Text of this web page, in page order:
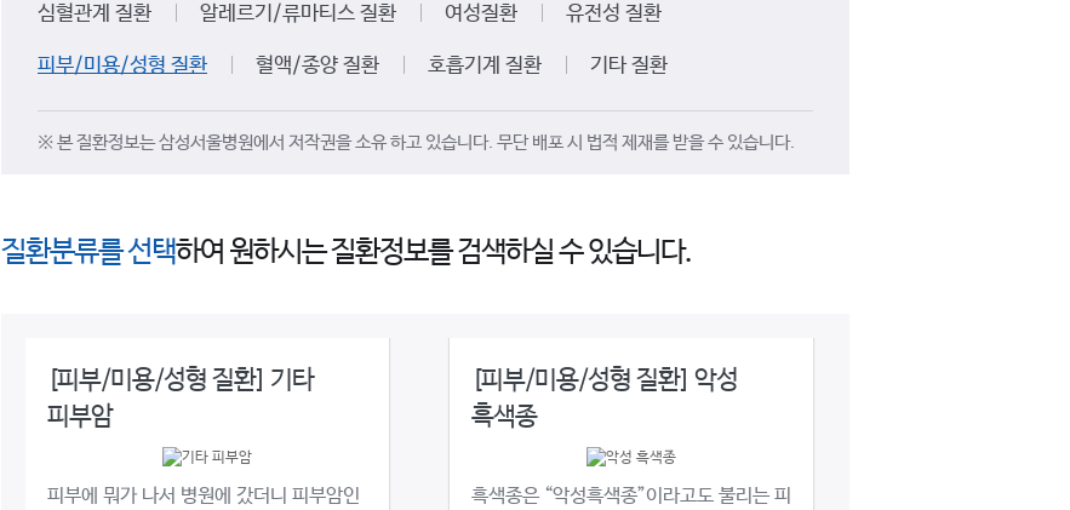
심혈관계 질환 알레르기/류마티스 질환 여성질환 유전성 질환
피부/미용/성형 질환 혈액/종양 질환 호흡기계 질환 기타 질환
※ 본 질환정보는 삼성서울병원에서 저작권을 소유 하고 있습니다. 무단 배포 시 법적 제재를 받을 수 있습니다.
질환분류를 선택하여 원하시는 질환정보를 검색하실 수 있습니다.
[피부/미용/성형 질환] 기타
피부암
피부에 뭐가 나서 병원에 갔더니 피부암인
[피부/미용/성형 질환] 악성
흑색종
흑색종은 “악성흑색종”이라고도 불리는 피